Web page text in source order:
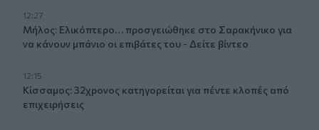
12:27
Μήλος: Ελικόπτερο… προσγειώθηκε στο Σαρακήνικο για
να κάνουν μπάνιο οι επιβάτες του - Δείτε βίντεο
12:15
Κίσσαμος: 32χρονος κατηγορείται για πέντε κλοπές από
επιχειρήσεις